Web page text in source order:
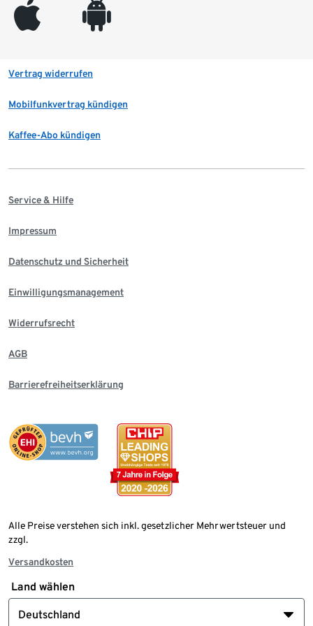
appleinc android
Vertrag widerrufen
Mobilfunkvertrag kündigen
Kaffee-Abo kündigen
Service & Hilfe
Impressum
Datenschutz und Sicherheit
Einwilligungsmanagement
Widerrufsrecht
AGB
Barrierefreiheitserklärung
Alle Preise verstehen sich inkl. gesetzlicher Mehrwertsteuer und
zzgl.
Versandkosten
Land wählen
Deutschland